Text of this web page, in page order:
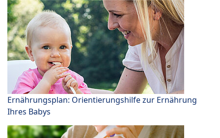
Ernährungsplan: Orientierungshilfe zur Ernährung
Ihres Babys